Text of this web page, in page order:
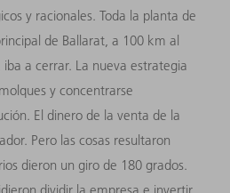
y racionales. Toda la planta de
de Ballarat, a 100 km al
a cerrar. La nueva estrategia
y concentrarse
El dinero de la venta de la
Pero las cosas resultaron
dieron un giro de 180 grados.